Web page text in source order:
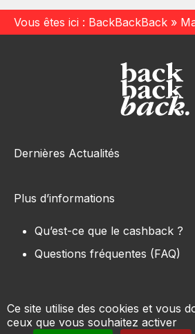
Ce site utilise des cookies et vous
ceux que vous souhaitez activer
Vous êtes ici : BackBackBack »
Dernières Actualités
Plus d’informations
Qu’est-ce que le cashback ?
Questions fréquentes (FAQ)